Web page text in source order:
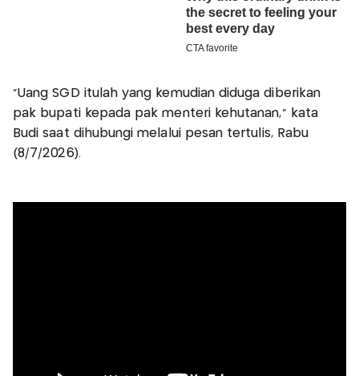
"Uang SGD itulah yang kemudian diduga diberikan
pak bupati kepada pak menteri kehutanan," kata
Budi saat dihubungi melalui pesan tertulis, Rabu
(8/7/2026).